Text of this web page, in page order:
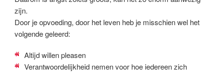
zijn.
Door je opvoeding, door het leven heb je misschien wel het
volgende geleerd:
Altijd willen pleasen
Verantwoordelijkheid nemen voor hoe iedereen zich